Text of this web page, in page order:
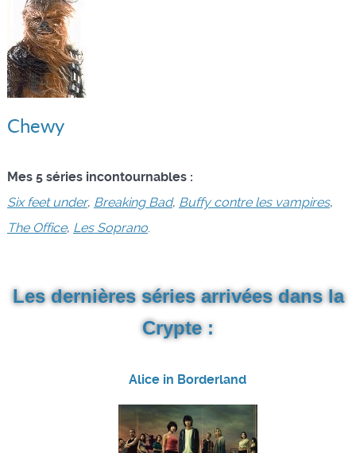
Chewy
Mes 5 séries incontournables :
Six feet under, Breaking Bad, Buffy contre les vampires,
The Office, Les Soprano.
Les dernières séries arrivées dans la
Crypte :
Alice in Borderland